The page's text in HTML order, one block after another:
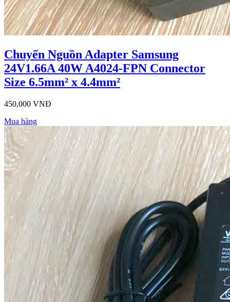
Chuyển Nguồn Adapter Samsung
24V1.66A 40W A4024-FPN Connector
Size 6.5mm² x 4.4mm²
450,000 VNĐ
Mua hàng